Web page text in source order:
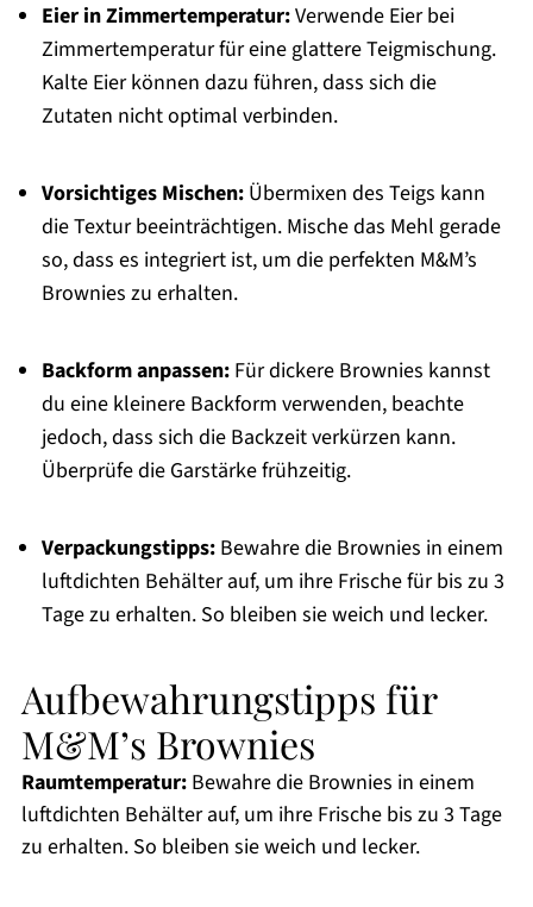
Eier in Zimmertemperatur:Verwende Eier bei
Zimmertemperatur für eine glattere Teigmischung.
Kalte Eier können dazu führen, dass sich die
Zutaten nicht optimal verbinden.
Vorsichtiges Mischen:Übermixen des Teigs kann
die Textur beeinträchtigen. Mische das Mehl gerade
so, dass es integriert ist, um die perfekten M&M’s
Brownies zu erhalten.
Backform anpassen:Für dickere Brownies kannst
du eine kleinere Backform verwenden, beachte
jedoch, dass sich die Backzeit verkürzen kann.
Überprüfe die Garstärke frühzeitig.
Verpackungstipps:Bewahre die Brownies in einem
luftdichten Behälter auf, um ihre Frische für bis zu 3
Tage zu erhalten. So bleiben sie weich und lecker.
Aufbewahrungstipps für
M&M’s Brownies
Raumtemperatur:Bewahre die Brownies in einem
luftdichten Behälter auf, um ihre Frische bis zu 3 Tage
zu erhalten. So bleiben sie weich und lecker.